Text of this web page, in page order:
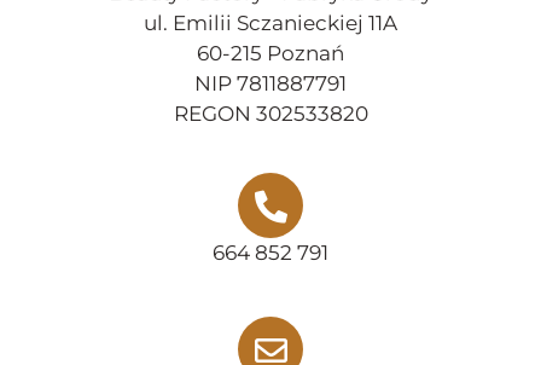
ul. Emilii Sczanieckiej 11A
60-215 Poznań
NIP 7811887791
REGON 302533820
664 852 791